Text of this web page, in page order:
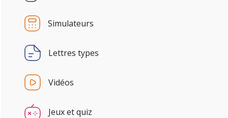
Simulateurs
Lettres types
Vidéos
Jeux et quiz